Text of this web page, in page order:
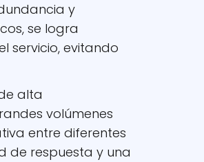
y
se logra
servicio, evitando
alta
volúmenes
entre diferentes
de respuesta y una